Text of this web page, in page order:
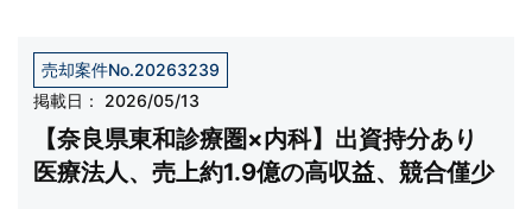
売却案件No.20263239
掲載日：
2026/05/13
【奈良県東和診療圏×内科】出資持分あり
医療法人、売上約1.9億の高収益、競合僅少